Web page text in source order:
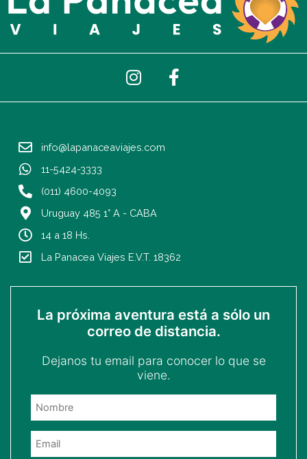
I
n
s
g
m
F
a
c
info@lapanaceaviajes.com
11-5424-3333
(011) 4600-4093
Uruguay 485 1° A - CABA
14 a 18 Hs.
La Panacea Viajes E.V.T. 18362
La próxima aventura está a sólo un
correo de distancia.
Dejanos tu email para conocer lo que se
viene.